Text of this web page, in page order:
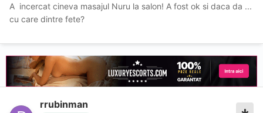
A incercat cineva masajul Nuru la salon! A fost ok si daca da ...
cu care dintre fete?
rrubinman